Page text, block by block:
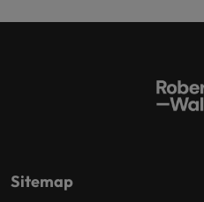
Sitemap